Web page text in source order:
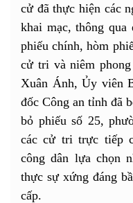
cử đã thực hiện các
khai mạc, thông
phiếu chính, hòm
cử tri và niêm
Xuân Ánh, Ủy viên
đốc Công an tỉnh đã
bỏ phiếu số 25,
các cử tri trực tiếp
công dân lựa chọn
thực sự xứng đáng
cấp.